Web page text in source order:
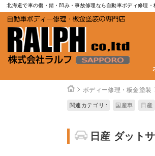
北海道で車の傷・錆・凹み・事故修理なら自動車ボディ修理
ボディー修理・板金塗装
関連カテゴリ : 国産車 日産
日産 ダット